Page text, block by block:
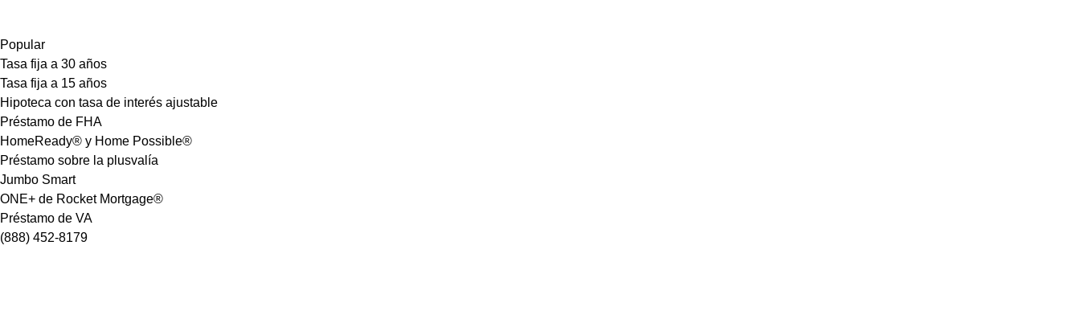
Popular
Tasa fija a 30 años
Tasa fija a 15 años
Hipoteca con tasa de interés ajustable
Préstamo de FHA
HomeReady® y Home Possible®
Préstamo sobre la plusvalía
Jumbo Smart
ONE+ de Rocket Mortgage®
Préstamo de VA
(888) 452-8179